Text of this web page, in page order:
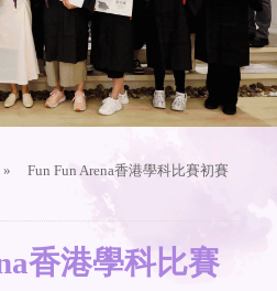
»
Fun Fun Arena香港學科比賽初賽
香港學科比賽